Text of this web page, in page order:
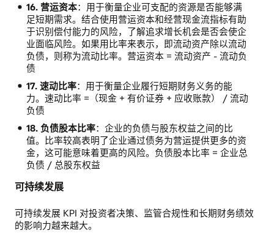
16. 营运资本：用于衡量企业可支配的资源是否能够满
足短期需求。结合使用营运资本和经营现金流指标有助
于识别偿付能力的风险，了解追求增长机会是否会使企
业面临风险。如果用比率来表示，即流动资产除以流动
负债，则称为流动比率。营运资本 = 流动资产 - 流动负
债
17. 速动比率：用于衡量企业履行短期财务义务的能
力。速动比率 =（现金 + 有价证券 + 应收账款） / 流动
负债
18. 负债股本比率：企业的负债与股东权益之间的比
值。比率较高表明了企业通过债务为营运提供更多的资
金，这可能意味着更高的风险。负债股本比率 = 企业总
负债 / 总股东权益
可持续发展
可持续发展 KPI 对投资者决策、监管合规性和长期财务绩效
的影响力越来越大。